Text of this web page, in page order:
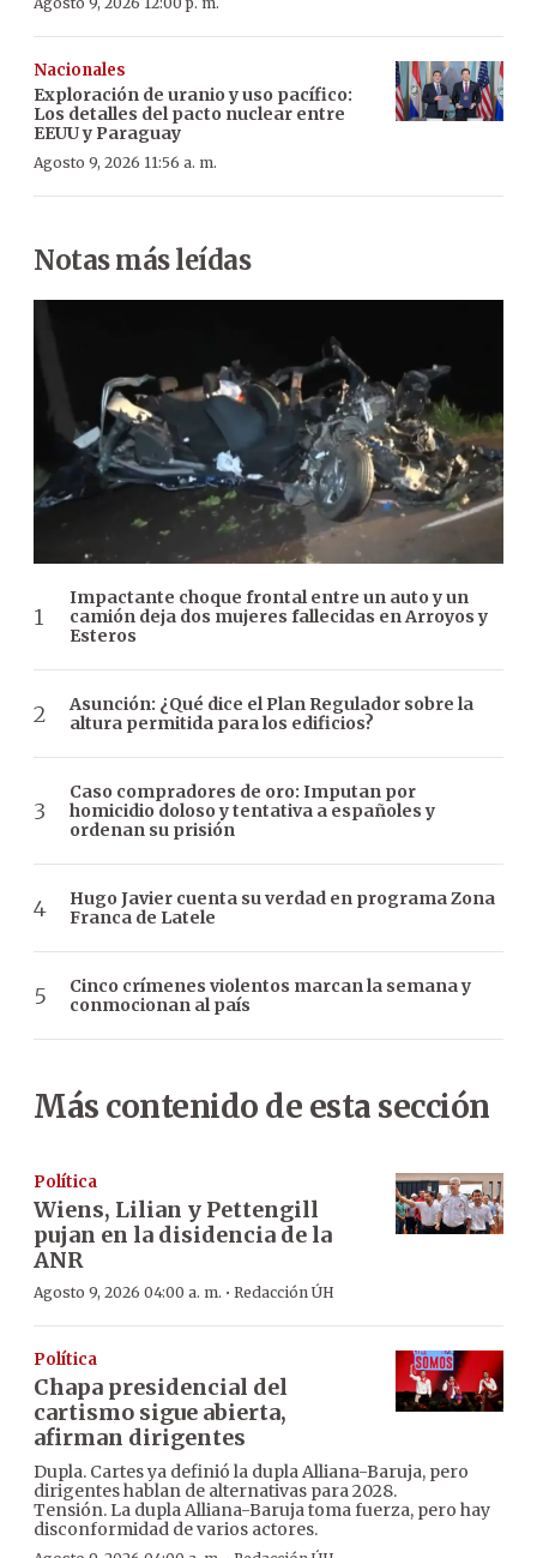
Nacionales
Exploración de uranio y uso pacífico:
Los detalles del pacto nuclear entre
EEUU y Paraguay
Agosto 9, 2026 11:56 a. m.
Notas más leídas
Impactante choque frontal entre un auto y un
camión deja dos mujeres fallecidas en Arroyos y
Esteros
Asunción: ¿Qué dice el Plan Regulador sobre la
altura permitida para los edificios?
Caso compradores de oro: Imputan por
homicidio doloso y tentativa a españoles y
ordenan su prisión
Hugo Javier cuenta su verdad en programa Zona
Franca de Latele
Cinco crímenes violentos marcan la semana y
conmocionan al país
Más contenido de esta sección
Política
Wiens, Lilian y Pettengill
pujan en la disidencia de la
ANR
Agosto 9, 2026 04:00 a. m. · Redacción ÚH
Política
Chapa presidencial del
cartismo sigue abierta,
afirman dirigentes
Dupla. Cartes ya definió la dupla Alliana-Baruja, pero
dirigentes hablan de alternativas para 2028.
Tensión. La dupla Alliana-Baruja toma fuerza, pero hay
disconformidad de varios actores.